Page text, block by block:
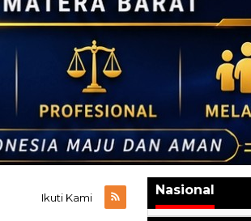
Ikuti Kami Nasional